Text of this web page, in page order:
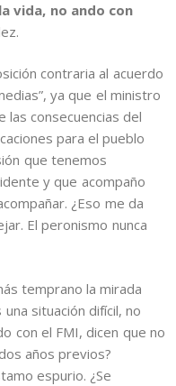
vida, no ando con
contraria al acuerdo
ya que el ministro
las consecuencias del
para el pueblo
que tenemos
y que acompaño
¿Eso me da
El peronismo nunca
temprano la mirada
situación difícil, no
con el FMI, dicen que no
años previos?
espurio. ¿Se